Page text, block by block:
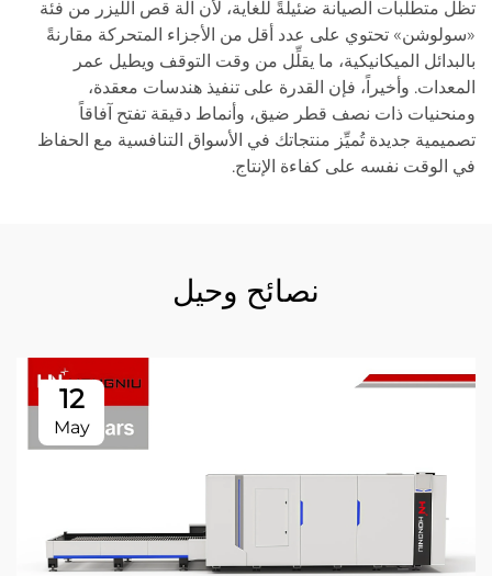
تظل متطلبات الصيانة ضئيلةً للغاية، لأن آلة قص الليزر من فئة
«سولوشن» تحتوي على عدد أقل من الأجزاء المتحركة مقارنةً
بالبدائل الميكانيكية، ما يقلِّل من وقت التوقف ويطيل عمر
المعدات. وأخيراً، فإن القدرة على تنفيذ هندسات معقدة،
ومنحنيات ذات نصف قطر ضيق، وأنماط دقيقة تفتح آفاقاً
تصميمية جديدة تُميِّز منتجاتك في الأسواق التنافسية مع الحفاظ
في الوقت نفسه على كفاءة الإنتاج.
نصائح وحيل
12
May